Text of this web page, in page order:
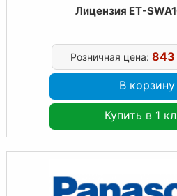
Лицензия ET-
Розничная цена:843
В корзину
Купить в 1